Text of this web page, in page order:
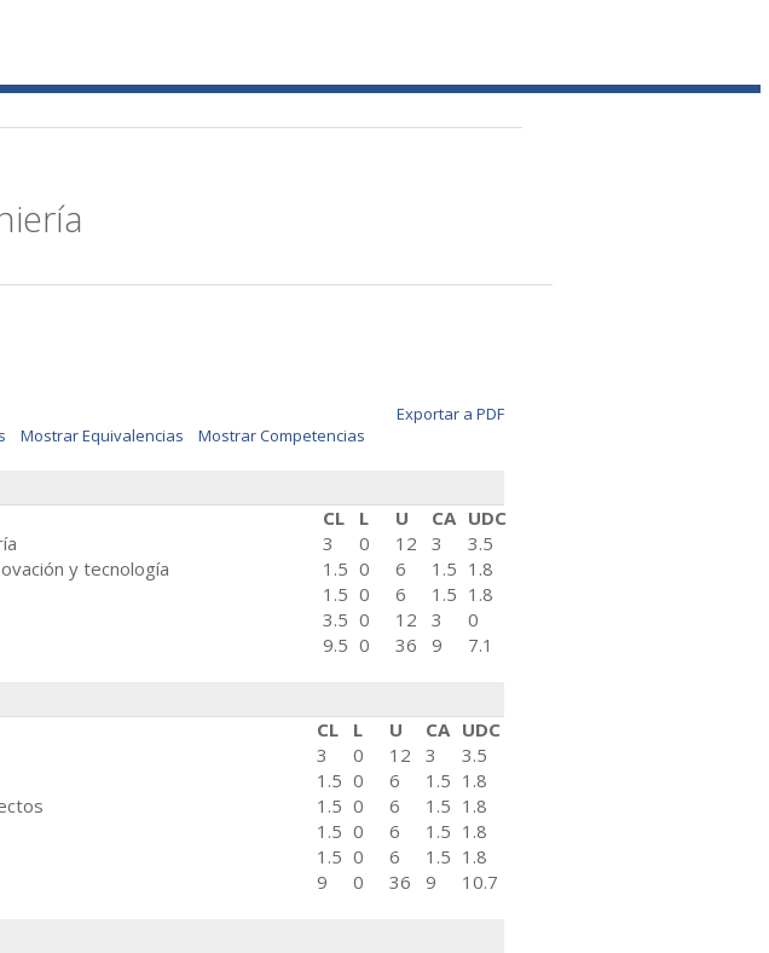
Exportar a PDF
Mostrar Equivalencias Mostrar Competencias
CL L U CA UDC
3 0 12 3
3.5
y tecnología 1.5 0 6 1.5 1.8
1.5 0 6 1.5 1.8
3.5 0 12 3
0
9.5 0 36 9 7.1
CL L U CA UDC
3 0 12 3
3.5
1.5 0 6 1.5 1.8
1.5 0 6 1.5 1.8
1.5 0 6 1.5 1.8
1.5 0 6 1.5 1.8
9
0 36 9 10.7